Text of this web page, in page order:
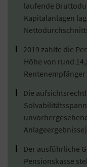
laufende
Kapitalanlagen
2019 zahlte die
Höhe von rund
Rentenempfänger
Die
Der ausführliche
Pensionskasse